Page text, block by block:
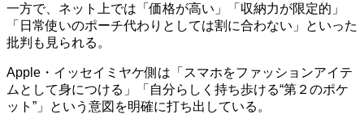
一方で、ネット上では「価格が高い」「収納力が限定的」
「日常使いのポーチ代わりとしては割に合わない」といった
批判も見られる。
Apple・イッセイミヤケ側は「スマホをファッションアイテ
ムとして身につける」「自分らしく持ち歩ける“第２のポケ
ット”」という意図を明確に打ち出している。